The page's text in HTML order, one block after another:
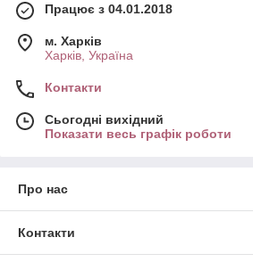
Працює з 04.01.2018
м. Харків
Харків, Україна
Контакти
Сьогодні вихідний
Показати весь графік роботи
Про нас
Контакти